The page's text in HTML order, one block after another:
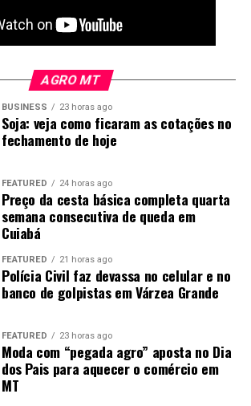
AGRO MT
BUSINESS 23 horas ago
Soja: veja como ficaram as cotações no
fechamento de hoje
FEATURED 24 horas ago
Preço da cesta básica completa quarta
semana consecutiva de queda em
Cuiabá
FEATURED 21 horas ago
Polícia Civil faz devassa no celular e no
banco de golpistas em Várzea Grande
FEATURED 23 horas ago
Moda com “pegada agro” aposta no Dia
dos Pais para aquecer o comércio em
MT